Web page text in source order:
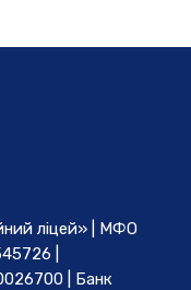
ліцей» | МФО
|
| Банк